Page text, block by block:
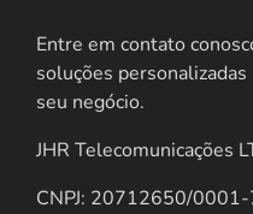
Entre em contato
soluções
seu negócio.
JHR Telecomunicações
CNPJ: 20712650/